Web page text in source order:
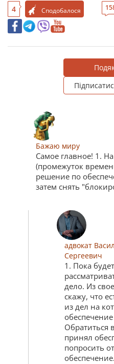
4 Сподобалося
Бажаю миру
Самое главное! 1.
(промежуток
решение по
затем снять
адвокат
Сергеевич
1. Пока будет
дело. Из
скажу, что
из дел на
Обратиться
принял
попросить
обеспечение.